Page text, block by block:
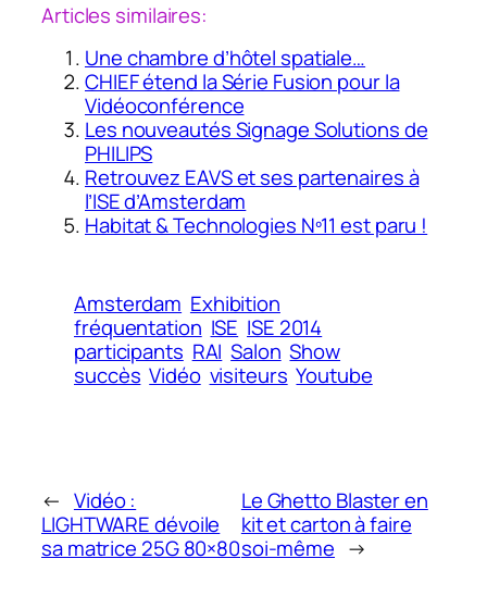
Articles similaires:
Une chambre d’hôtel spatiale…
CHIEF étend la Série Fusion pour la
Vidéoconférence
Les nouveautés Signage Solutions de
PHILIPS
Retrouvez EAVS et ses partenaires à
l’ISE d’Amsterdam
Habitat & Technologies Nº11 est paru !
Amsterdam Exhibition
fréquentation ISE ISE 2014
participants RAI Salon Show
succès Vidéo visiteurs Youtube
← Vidéo :
LIGHTWARE dévoile
sa matrice 25G 80×80
Le Ghetto Blaster en
kit et carton à faire
soi-même →